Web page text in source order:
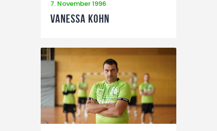
7. November 1996
Vanessa Kohn